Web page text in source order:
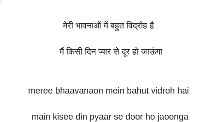
मेरी भावनाओं में बहुत विद्रोह है
मैं किसी दिन प्यार से दूर हो जाऊंगा
meree bhaavanaon mein bahut vidroh hai
main kisee din pyaar se door ho jaoonga